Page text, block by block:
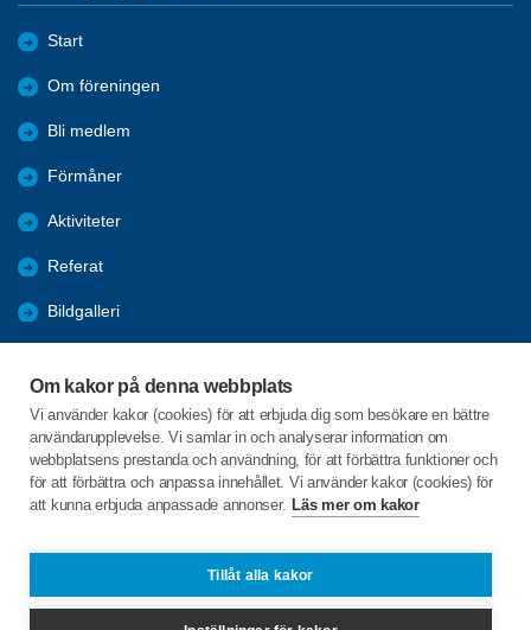
Om kakor på denna webbplats
Vi använder kakor (cookies) för att erbjuda dig som besökare en bättre
användarupplevelse. Vi samlar in och analyserar information om
webbplatsens prestanda och användning, för att förbättra funktioner och
för att förbättra och anpassa innehållet. Vi använder kakor (cookies) för
att kunna erbjuda anpassade annonser. Läs mer om kakor
Tillåt alla kakor
Start
Om föreningen
Bli medlem
Förmåner
Aktiviteter
Referat
Bildgalleri
Engagera DIG i vår förening
C/o:Lennart Lööw